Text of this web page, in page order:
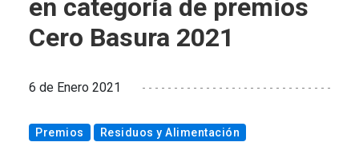
en categoría de premios
Cero Basura 2021
6 de Enero 2021
Premios Residuos y Alimentación